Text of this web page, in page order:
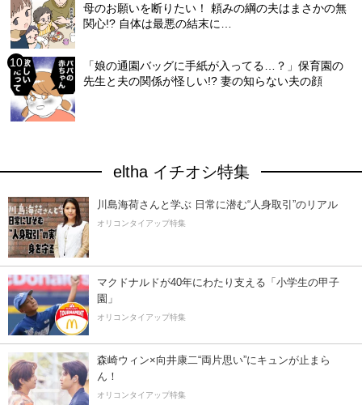
母のお願いを断りたい！ 頼みの綱の夫はまさかの無
関心!? 自体は最悪の結末に…
「娘の通園バッグに手紙が入ってる…？」保育園の
先生と夫の関係が怪しい!? 妻の知らない夫の顔
eltha イチオシ特集
川島海荷さんと学ぶ 日常に潜む“人身取引”のリアル
オリコンタイアップ特集
マクドナルドが40年にわたり支える「小学生の甲子
園」
オリコンタイアップ特集
森崎ウィン×向井康二“両片思い”にキュンが止まら
ん！
オリコンタイアップ特集